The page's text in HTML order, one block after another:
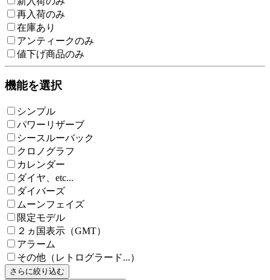
再入荷のみ
在庫あり
アンティークのみ
値下げ商品のみ
機能を選択
シンプル
パワーリザーブ
シースルーバック
クロノグラフ
カレンダー
ダイヤ、etc...
ダイバーズ
ムーンフェイズ
限定モデル
２ヵ国表示（GMT）
アラーム
その他（レトログラード...）
さらに絞り込む